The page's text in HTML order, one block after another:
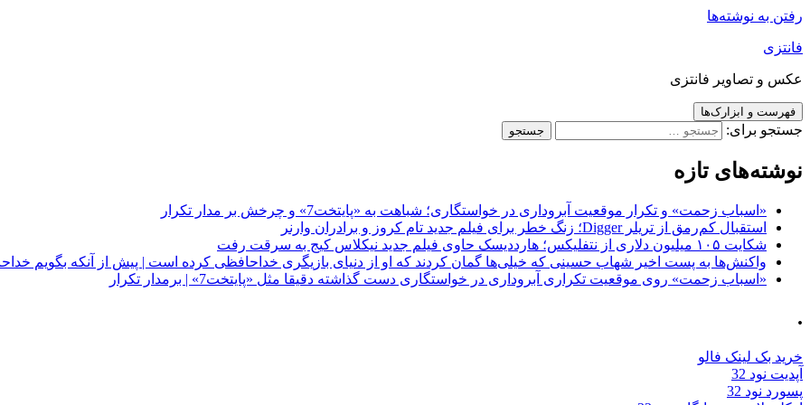
رفتن به نوشته‌ها
فانتزی
عکس و تصاویر فانتزی
فهرست و ابزارک‌ها
جستجو برای:
نوشته‌های تازه
«اسباب زحمت» و تکرار موقعیت آبروداری در خواستگاری؛ شباهت به «پایتخت7» و چرخش بر مدار تکرار
استقبال کم‌رمق از تریلر Digger؛ زنگ خطر برای فیلم جدید تام کروز و برادران وارنر
شکایت ۱۰۵ میلیون دلاری از نتفلیکس؛ هارددیسک حاوی فیلم جدید نیکلاس کیج به سرقت رفت
واکنش‌ها به پست اخیر شهاب حسینی که خیلی‌ها گمان کردند که او از دنیای بازیگری خداحافظی کرده است | پیش از آنکه بگویم
«اسباب زحمت» روی موقعیت تکراری آبروداری در خواستگاری دست گذاشته دقیقا مثل «پایتخت7» | برمدار تکرار
.
خرید بک لینک فالو
آپدیت نود 32
پسورد نود 32